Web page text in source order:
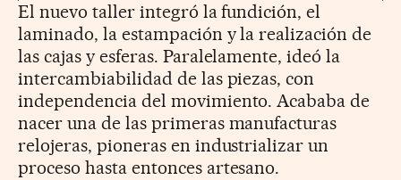
El nuevo taller integró la fundición, el
laminado, la estampación y la realización de
las cajas y esferas. Paralelamente, ideó la
intercambiabilidad de las piezas, con
independencia del movimiento. Acababa de
nacer una de las primeras manufacturas
relojeras, pioneras en industrializar un
proceso hasta entonces artesano.